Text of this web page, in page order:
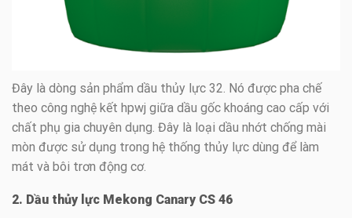
Đây là dòng sản phẩm dầu thủy lực 32. Nó được pha chế
theo công nghệ kết hpwj giữa dầu gốc khoáng cao cấp với
chất phụ gia chuyên dụng. Đây là loại dầu nhớt chống mài
mòn được sử dụng trong hệ thống thủy lực dùng để làm
mát và bôi trơn động cơ.
2. Dầu thủy lực Mekong Canary CS 46